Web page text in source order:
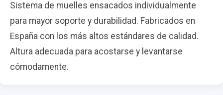
Sistema de muelles ensacados individualmente
para mayor soporte y durabilidad. Fabricados en
España con los más altos estándares de calidad.
Altura adecuada para acostarse y levantarse
cómodamente.